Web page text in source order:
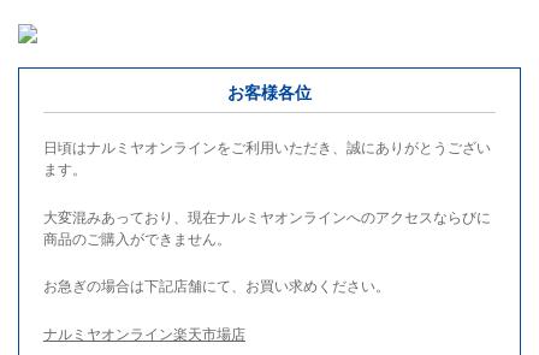
お客様各位
日頃はナルミヤオンラインをご利用いただき、誠にありがとうござい
ます。
大変混みあっており、現在ナルミヤオンラインへのアクセスならびに
商品のご購入ができません。
お急ぎの場合は下記店舗にて、お買い求めください。
ナルミヤオンライン楽天市場店